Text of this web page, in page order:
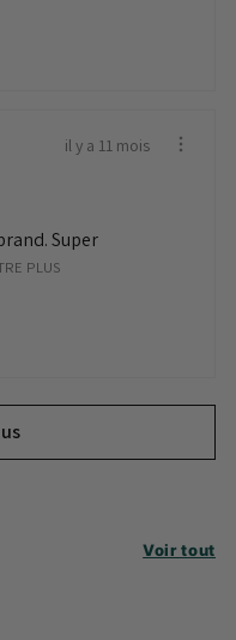
il y a 11 mois
Super
PLUS
Voir tout